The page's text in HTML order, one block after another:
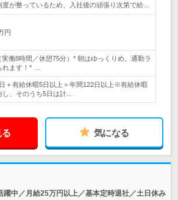
度が整っているため、入社後の頑張り次第で給…
円
実働8時間／休憩75分）* 朝はゆっくりめ。通勤ラ
れます！* …
＋有給休暇5日以上＝年間122日以上※有給休暇
し、そのうち5日は計…
気になる
躍中／月給25万円以上／基本定時退社／土日休み